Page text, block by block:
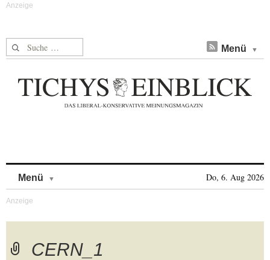
Suche nach: Menü
Menü Do, 6. Aug 2026
CERN_1